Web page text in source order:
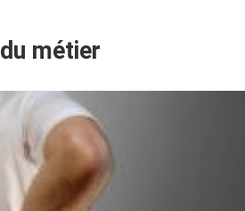
métier